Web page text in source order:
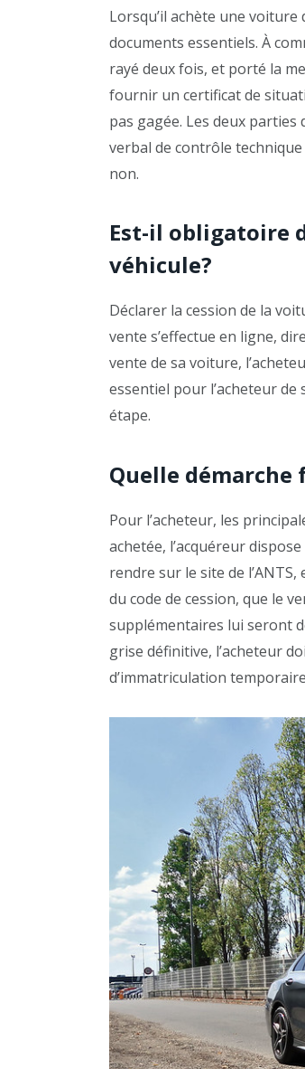
Lorsqu’il achète une voiture
documents essentiels. À
rayé deux fois, et porté la
fournir un certificat de
pas gagée. Les deux
verbal de contrôle
non.
Est-il obligatoire
véhicule?
Déclarer la cession de la
vente s’effectue en ligne,
vente de sa voiture,
essentiel pour l’acheteur de
étape.
Quelle démarche
Pour l’acheteur, les
achetée, l’acquéreur
rendre sur le site de
du code de cession, que le
supplémentaires lui seront
grise définitive, l’acheteur
d’immatriculation